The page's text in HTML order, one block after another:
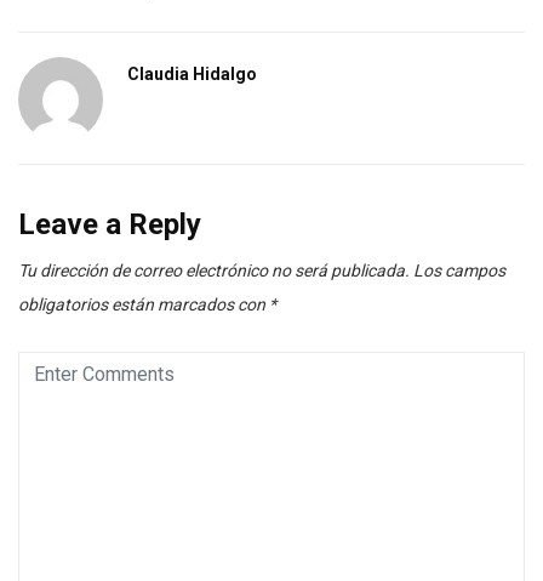
Claudia Hidalgo
Leave a Reply
Tu dirección de correo electrónico no será publicada. Los campos
obligatorios están marcados con *